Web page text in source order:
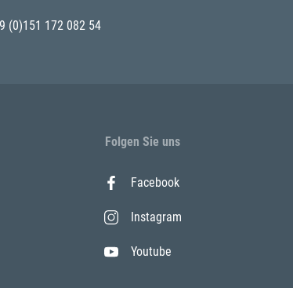
(0)151 172 082 54
Folgen Sie uns
Facebook
Instagram
Youtube